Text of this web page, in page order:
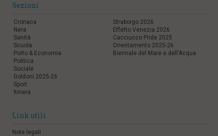
Sezioni
Cronaca
Nera
Sanità
Scuola
Porto & Economia
Politica
Sociale
Goldoni 2025-26
Sport
Itinera
Straborgo 2026
Effetto Venezia 2026
Cacciucco Pride 2025
Orientamento 2025-26
Biennale del Mare e dell'Acqua
Link utili
Note legali